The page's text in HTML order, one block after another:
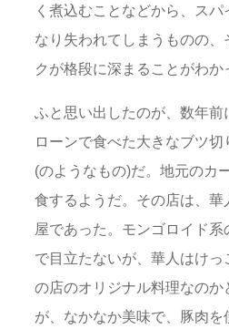
く煮込むことなどから、ス
なり失われてしまうものの、
クが格段に深まることがわか
ふと思い出したのが、数年
ローンで食べた大きなブツ
(のようなもの)だ。地元のカ
食するようだ。その店は、
屋であった。モンゴロイド
で目立たないが、華人はけ
の店のオリジナル料理なの
が、なかなか美味で、豚肉を